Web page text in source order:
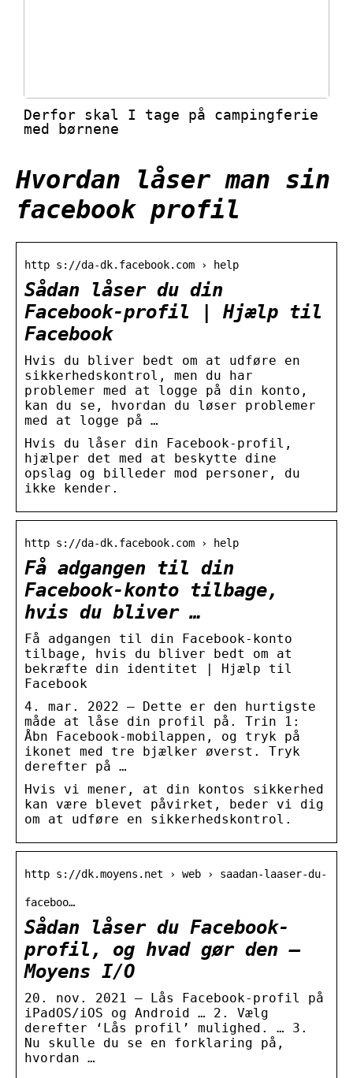
Derfor skal I tage på campingferie
med børnene
Hvordan låser man sin
facebook profil
http s://da-dk.facebook.com › help
Sådan låser du din
Facebook-profil | Hjælp til
Facebook
Hvis du bliver bedt om at udføre en
sikkerhedskontrol, men du har
problemer med at logge på din konto,
kan du se, hvordan du løser problemer
med at logge på …
Hvis du låser din Facebook-profil,
hjælper det med at beskytte dine
opslag og billeder mod personer, du
ikke kender.
http s://da-dk.facebook.com › help
Få adgangen til din
Facebook-konto tilbage,
hvis du bliver …
Få adgangen til din Facebook-konto
tilbage, hvis du bliver bedt om at
bekræfte din identitet | Hjælp til
Facebook
4. mar. 2022 — Dette er den hurtigste
måde at låse din profil på. Trin 1:
Åbn Facebook-mobilappen, og tryk på
ikonet med tre bjælker øverst. Tryk
derefter på …
Hvis vi mener, at din kontos sikkerhed
kan være blevet påvirket, beder vi dig
om at udføre en sikkerhedskontrol.
http s://dk.moyens.net › web › saadan-laaser-du-
faceboo…
Sådan låser du Facebook-
profil, og hvad gør den –
Moyens I/O
20. nov. 2021 — Lås Facebook-profil på
iPadOS/iOS og Android … 2. Vælg
derefter ‘Lås profil’ mulighed. … 3.
Nu skulle du se en forklaring på,
hvordan …